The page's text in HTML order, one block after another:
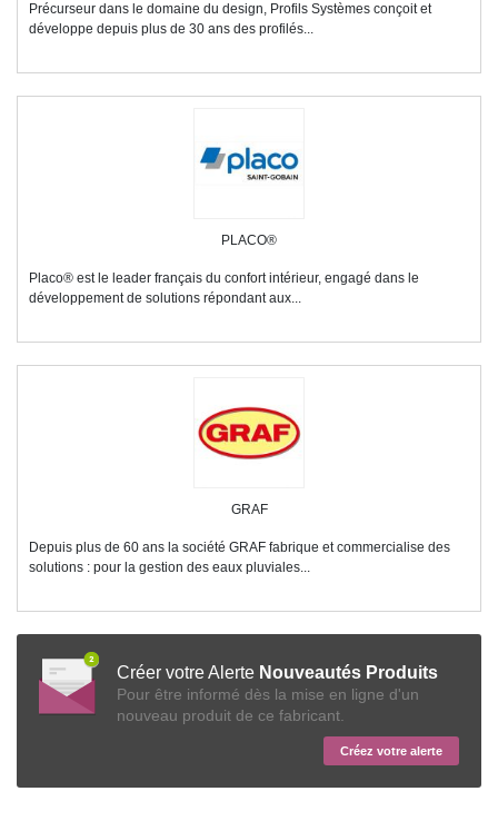
Précurseur dans le domaine du design, Profils Systèmes conçoit et
développe depuis plus de 30 ans des profilés...
PLACO®
Placo® est le leader français du confort intérieur, engagé dans le
développement de solutions répondant aux...
GRAF
Depuis plus de 60 ans la société GRAF fabrique et commercialise des
solutions : pour la gestion des eaux pluviales...
Créer votre Alerte Nouveautés Produits
Pour être informé dès la mise en ligne d'un
nouveau produit de ce fabricant.
Créez votre alerte